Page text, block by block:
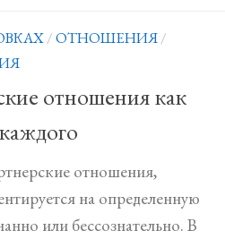
/ОТНОШЕНИЯ/
отношения как
отношения,
на определенную
или бессознательно. В